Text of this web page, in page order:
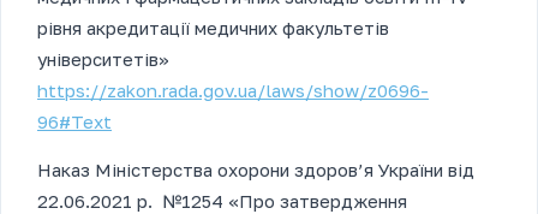
рівня акредитації медичних факультетів
університетів»
https://zakon.rada.gov.ua/laws/show/z0696-
96#Text
Наказ Міністерства охорони здоров’я України від
22.06.2021 р. №1254 «Про затвердження